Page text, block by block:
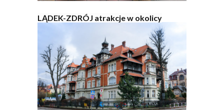
LĄDEK-ZDRÓJ atrakcje w okolicy